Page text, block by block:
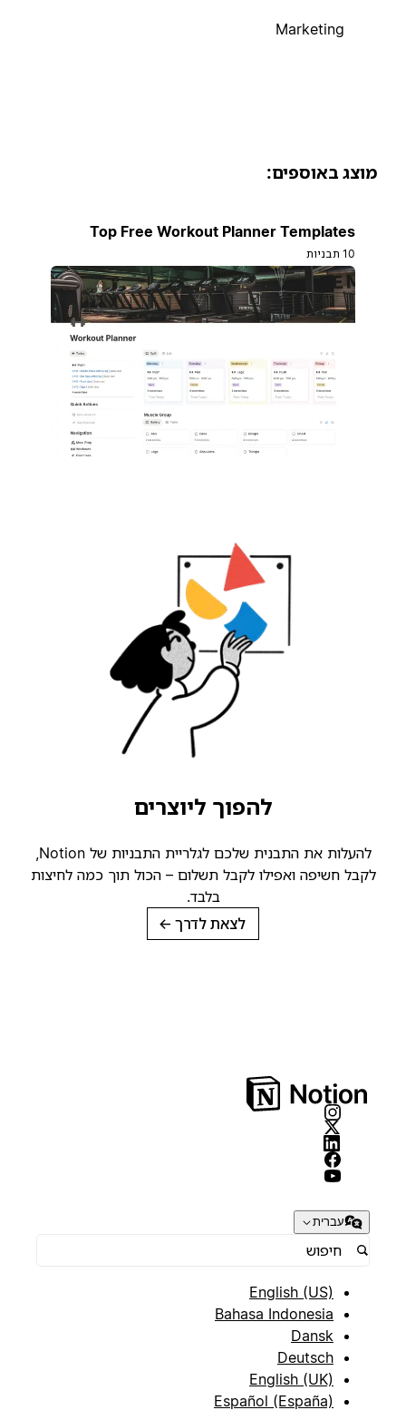
Marketing
באוספים:
Top Free Workout Planner Templates
להפוך ליוצרים
להעלות את התבנית שלכם לגלריית התבניות של Notion,
לקבל חשיפה ואפילו לקבל תשלום – הכול תוך כמה לחיצות
בלבד.
לצאת לדרך→
עברית
English (US)
Bahasa Indonesia
Dansk
Deutsch
English (UK)
Español (España)